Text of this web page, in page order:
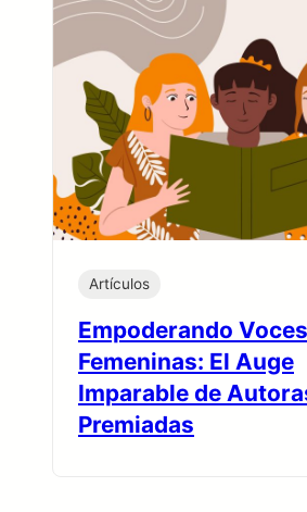
Artículos
Empoderando Voces
Femeninas: El Auge
Imparable de
Premiadas